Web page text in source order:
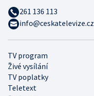
TV program
Živé vysílání
TV poplatky
Teletext
261 136 113
info@ceskatelevize.cz